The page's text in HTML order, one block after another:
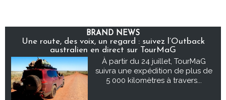
BRAND NEWS
Une route, des voix, un regard : suivez l’Outback
australien en direct sur TourMaG
À partir du 24 juillet, TourMaG
suivra une expédition de plus de
5 000 kilomètres à travers...